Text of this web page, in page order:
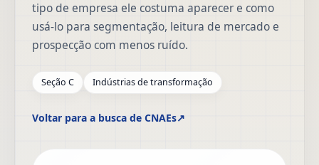
tipo de empresa ele costuma aparecer e como
usá-lo para segmentação, leitura de mercado e
prospecção com menos ruído.
Seção C Indústrias de transformação
Voltar para a busca de CNAEs↗